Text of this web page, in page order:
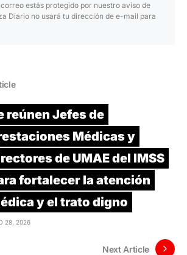
estás protegido por nuestro aviso de
Diario no usará tu dirección de e-mail para
reúnen Jefes de
Médicas y
de UMAE del IMSS
fortalecer la atención
y el trato digno
28, 2026
Next Article